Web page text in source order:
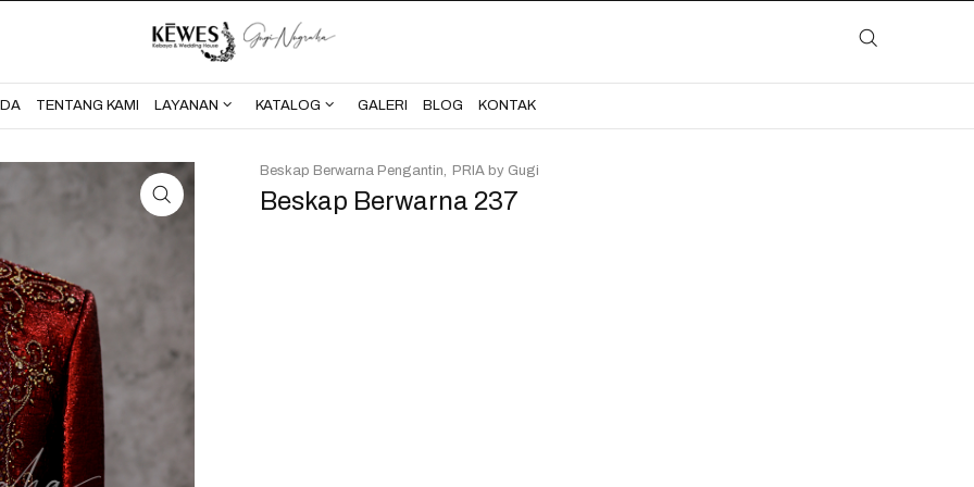
BERANDA KONTAK
TENTANG KAMI LAYANAN KATALOG GALERI BLOG KONTAK
Beskap Berwarna 237
Beskap Berwarna Pengantin PRIA by Gugi